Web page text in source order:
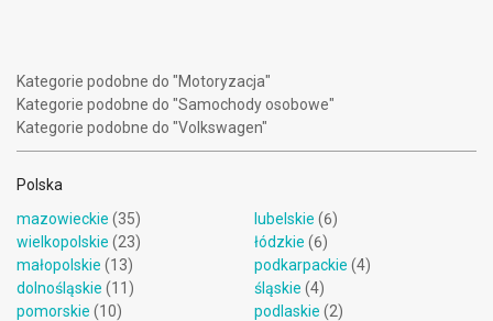
Kategorie podobne do "Motoryzacja"
Kategorie podobne do "Samochody osobowe"
Kategorie podobne do "Volkswagen"
Polska
mazowieckie (35)
wielkopolskie (23)
małopolskie (13)
dolnośląskie (11)
pomorskie (10)
lubelskie (6)
łódzkie (6)
podkarpackie (4)
śląskie (4)
podlaskie (2)